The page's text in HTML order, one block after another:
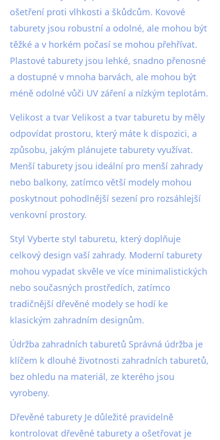
ošetření proti vlhkosti a škůdcům. Kovové
taburety jsou robustní a odolné, ale mohou být
těžké a v horkém počasí se mohou přehřívat.
Plastové taburety jsou lehké, snadno přenosné
a dostupné v mnoha barvách, ale mohou být
méně odolné vůči UV záření a nízkým teplotám.
Velikost a tvar Velikost a tvar taburetu by měly
odpovídat prostoru, který máte k dispozici, a
způsobu, jakým plánujete taburety využívat.
Menší taburety jsou ideální pro menší zahrady
nebo balkony, zatímco větší modely mohou
poskytnout pohodlnější sezení pro rozsáhlejší
venkovní prostory.
Styl Vyberte styl taburetu, který doplňuje
celkový design vaší zahrady. Moderní taburety
mohou vypadat skvěle ve více minimalistických
nebo současných prostředích, zatímco
tradičnější dřevěné modely se hodí ke
klasickým zahradním designům.
Údržba zahradních taburetů Správná údržba je
klíčem k dlouhé životnosti zahradních taburetů,
bez ohledu na materiál, ze kterého jsou
vyrobeny.
Dřevěné taburety Je důležité pravidelně
kontrolovat dřevěné taburety a ošetřovat je